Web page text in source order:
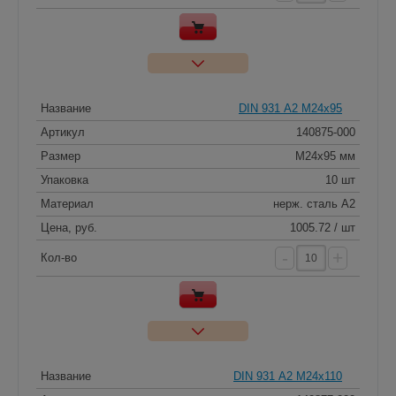
Название
DIN 931 А2 M24x95
Артикул
140875-000
Размер
M24x95 мм
Упаковка
10 шт
Материал
нерж. сталь A2
Цена, руб.
1005.72 / шт
Кол-во
Название
DIN 931 А2 M24x110